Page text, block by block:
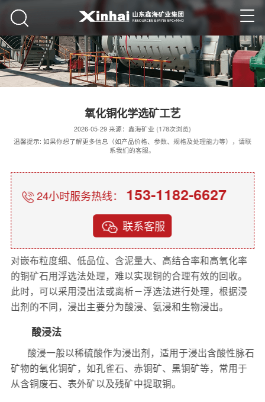
氧化铜化学选矿工艺
2026-05-29 来源：鑫海矿业 (178次浏览)
温馨提示: 如果你想了解更多信息（如产品价格、参数、规格及处理能力等），请联
系我们的客服。
24小时服务热线： 153-1182-6627
联系客服
对嵌布粒度细、低品位、含泥量大、高结合率和高氧化率
的铜矿石用浮选法处理，难以实现铜的合理有效的回收。
此时，可以采用浸出法或离析－浮选法进行处理，根据浸
出剂的不同，浸出主要分为酸浸、氨浸和生物浸出。
酸浸法
酸浸一般以稀硫酸作为浸出剂，适用于浸出含酸性脉石
矿物的氧化铜矿，如孔雀石、赤铜矿、黑铜矿等，常用于
从含铜废石、表外矿以及残矿中提取铜。